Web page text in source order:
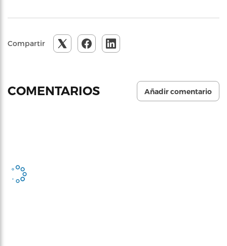
Compartir
COMENTARIOS Añadir comentario